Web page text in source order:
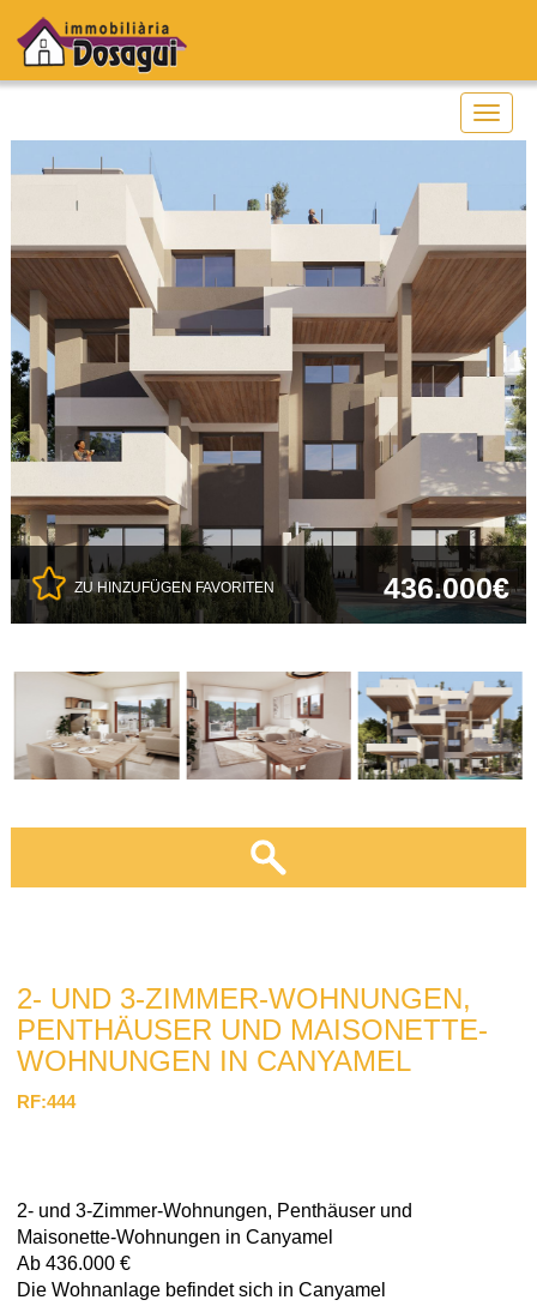
ZU HINZUFÜGEN FAVORITEN 436.000€
2- UND 3-ZIMMER-WOHNUNGEN,
PENTHÄUSER UND MAISONETTE-
WOHNUNGEN IN CANYAMEL
RF:444
2- und 3-Zimmer-Wohnungen, Penthäuser und
Maisonette-Wohnungen in Canyamel
Ab 436.000 €
Die Wohnanlage befindet sich in Canyamel